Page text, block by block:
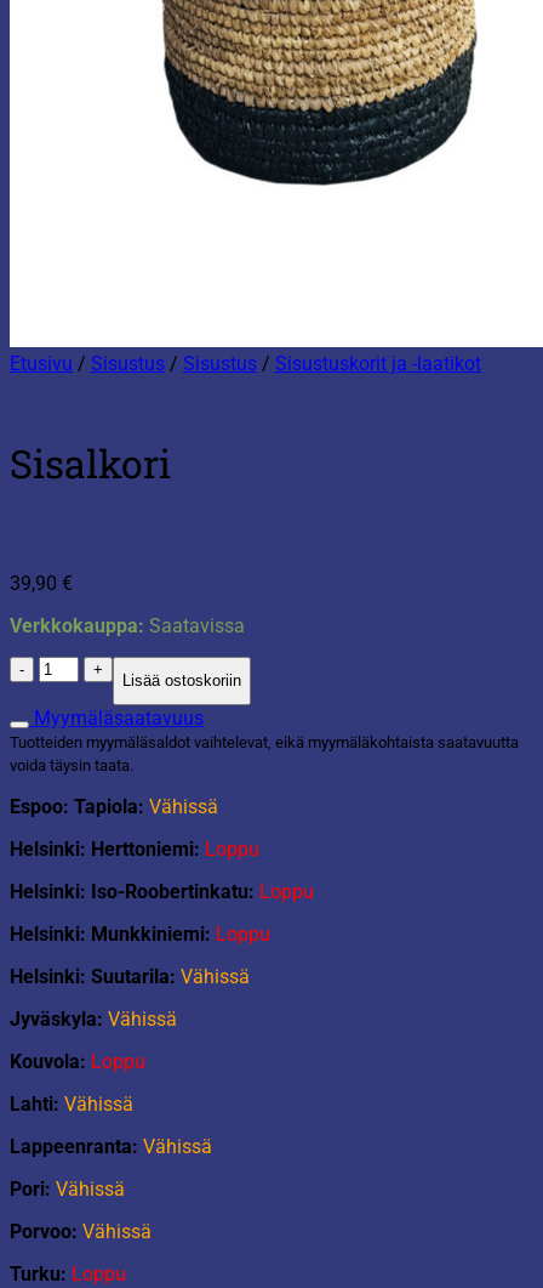
Etusivu / Sisustus / Sisustus / Sisustuskorit ja -laatikot
Sisalkori
39,90 €
Verkkokauppa: Saatavissa
Sisalkori
määrä
Lisää ostoskoriin
Myymäläsaatavuus
Tuotteiden myymäläsaldot vaihtelevat, eikä myymäläkohtaista saatavuutta
voida täysin taata.
Espoo: Tapiola: Vähissä
Helsinki: Herttoniemi: Loppu
Helsinki: Iso-Roobertinkatu: Loppu
Helsinki: Munkkiniemi: Loppu
Helsinki: Suutarila: Vähissä
Jyväskyla: Vähissä
Kouvola: Loppu
Lahti: Vähissä
Lappeenranta: Vähissä
Pori: Vähissä
Porvoo: Vähissä
Turku: Loppu